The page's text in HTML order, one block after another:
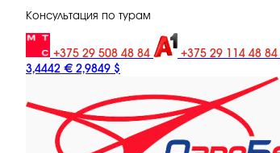
Консультация по турам
+375 29 508 48 84 +375 29 114 48 84
3,4442 € 2,9849 $